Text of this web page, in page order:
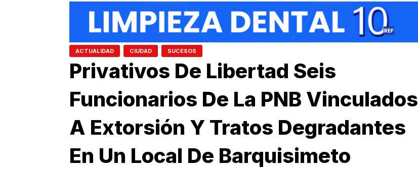
ACTUALIDAD CIUDAD SUCESOS
Privativos De Libertad Seis
Funcionarios De La PNB Vinculados
A Extorsión Y Tratos Degradantes
En Un Local De Barquisimeto